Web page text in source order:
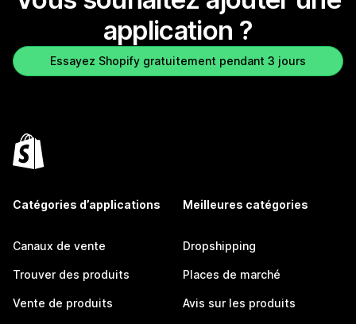
application ?
Essayez Shopify gratuitement pendant 3 jours
Catégories d’applications
Canaux de vente
Trouver des produits
Vente de produits
Meilleures catégories
Dropshipping
Places de marché
Avis sur les produits